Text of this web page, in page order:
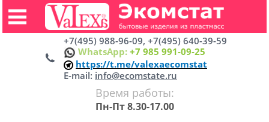
+7(495) 988-96-09, +7(495) 640-39-59
WhatsApp: +7 985 991-09-25
https://t.me/valexaecomstat
E-mail: info@ecomstate.ru
Время работы:
Пн-Пт 8.30-17.00